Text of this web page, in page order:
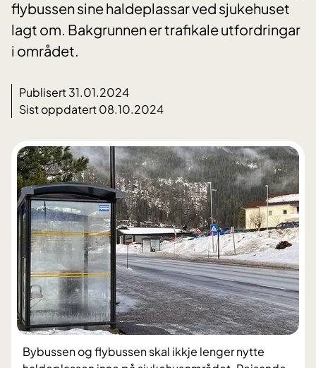
flybussen sine haldeplassar ved sjukehuset
lagt om. Bakgrunnen er trafikale utfordringar
i området.
Publisert 31.01.2024
Sist oppdatert 08.10.2024
Bybussen og flybussen skal ikkje lenger nytte